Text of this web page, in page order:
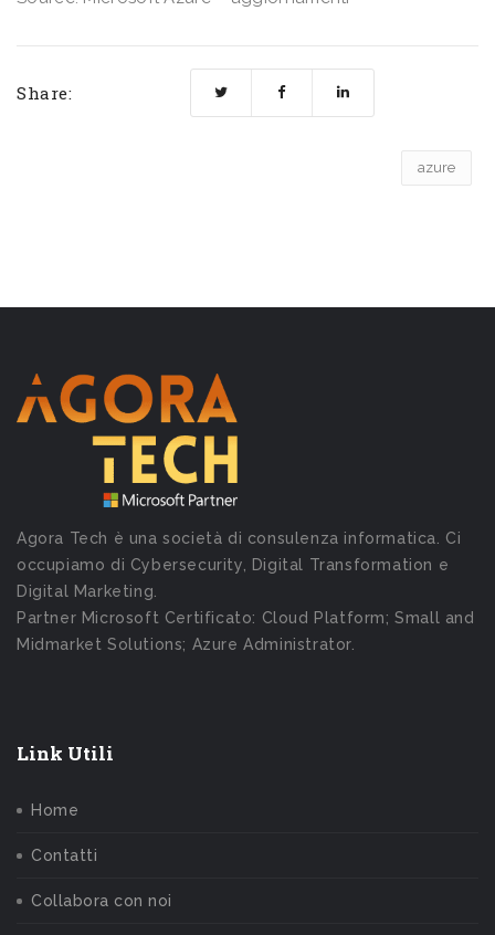
Share:
azure
Agora Tech è una società di consulenza informatica. Ci
occupiamo di Cybersecurity, Digital Transformation e
Digital Marketing.
Partner Microsoft Certificato: Cloud Platform; Small and
Midmarket Solutions; Azure Administrator.
Link Utili
Home
Contatti
Collabora con noi